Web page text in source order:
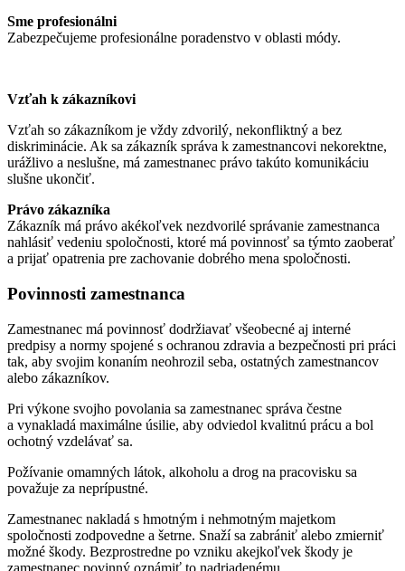
Sme profesionálni
Zabezpečujeme profesionálne poradenstvo v oblasti módy.
Vzťah k zákazníkovi
Vzťah so zákazníkom je vždy zdvorilý, nekonfliktný a bez
diskriminácie. Ak sa zákazník správa k zamestnancovi nekorektne,
urážlivo a neslušne, má zamestnanec právo takúto komunikáciu
slušne ukončiť.
Právo zákazníka
Zákazník má právo akékoľvek nezdvorilé správanie zamestnanca
nahlásiť vedeniu spoločnosti, ktoré má povinnosť sa týmto zaoberať
a prijať opatrenia pre zachovanie dobrého mena spoločnosti.
Povinnosti zamestnanca
Zamestnanec má povinnosť dodržiavať všeobecné aj interné
predpisy a normy spojené s ochranou zdravia a bezpečnosti pri práci
tak, aby svojim konaním neohrozil seba, ostatných zamestnancov
alebo zákazníkov.
Pri výkone svojho povolania sa zamestnanec správa čestne
a vynakladá maximálne úsilie, aby odviedol kvalitnú prácu a bol
ochotný vzdelávať sa.
Požívanie omamných látok, alkoholu a drog na pracovisku sa
považuje za neprípustné.
Zamestnanec nakladá s hmotným i nehmotným majetkom
spoločnosti zodpovedne a šetrne. Snaží sa zabrániť alebo zmierniť
možné škody. Bezprostredne po vzniku akejkoľvek škody je
zamestnanec povinný oznámiť to nadriadenému.